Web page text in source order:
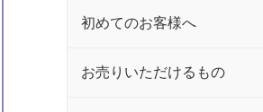
初めてのお客様へ
お売りいただけるもの